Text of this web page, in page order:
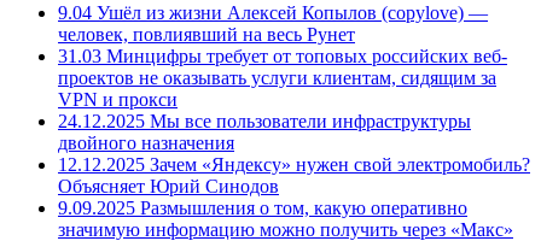
9.04 Ушёл из жизни Алексей Копылов (copylove) —
человек, повлиявший на весь Рунет
31.03 Минцифры требует от топовых российских веб-
проектов не оказывать услуги клиентам, сидящим за
VPN и прокси
24.12.2025 Мы все пользователи инфраструктуры
двойного назначения
12.12.2025 Зачем «Яндексу» нужен свой электромобиль?
Объясняет Юрий Синодов
9.09.2025 Размышления о том, какую оперативно
значимую информацию можно получить через «Макс»